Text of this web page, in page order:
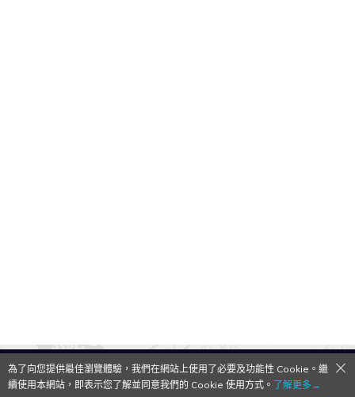
QooApp Limited © 2026
為了向您提供最佳瀏覽體驗，我們在網站上使用了必要及功能性 Cookie。繼
續使用本網站，即表示您了解並同意我們的 Cookie 使用方式。 了解更多→